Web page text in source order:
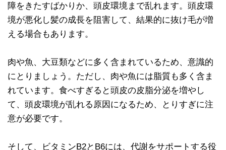
障をきたすばかりか、頭皮環境まで乱れます。頭皮環
境が悪化し髪の成長を阻害して、結果的に抜け毛が増
える場合もあります。
肉や魚、大豆類などに多く含まれているため、意識的
にとりましょう。ただし、肉や魚には脂質も多く含ま
れています。食べすぎると頭皮の皮脂分泌を増やし
て、頭皮環境が乱れる原因になるため、とりすぎに注
意が必要です。
そして、ビタミンB2とB6には、代謝をサポートする役